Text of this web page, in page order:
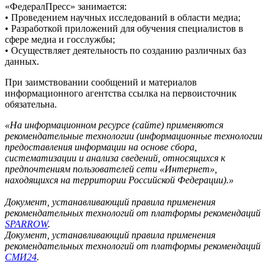
«ФедералПресс» занимается:
• Проведением научных исследований в области медиа;
• Разработкой приложений для обучения специалистов в
сфере медиа и госслужбы;
• Осуществляет деятельность по созданию различных баз
данных.
При заимствовании сообщений и материалов
информационного агентства ссылка на первоисточник
обязательна.
«На информационном ресурсе (сайте) применяются
рекомендательные технологии (информационные технологии
предоставления информации на основе сбора,
систематизации и анализа сведений, относящихся к
предпочтениям пользователей сети «Интернет»,
находящихся на территории Российской Федерации).»
Документ, устанавливающий правила применения
рекомендательных технологий от платформы рекомендаций
SPARROW.
Документ, устанавливающий правила применения
рекомендательных технологий от платформы рекомендаций
СМИ24.